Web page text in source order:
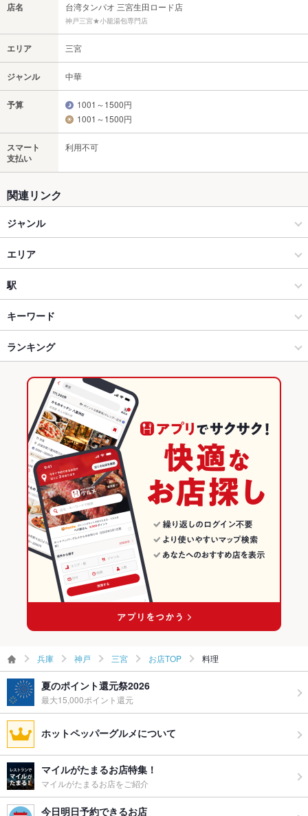
店名 台湾タンパオ 三宮生田ロード店
神戸三宮★小籠湯包専門店
エリア 三宮
ジャンル 中華
予算
1001～1500円
1001～1500円
スマート
支払い
利用不可
関連リンク
ジャンル
中華
台湾・香港料理
神戸 × 中華
神戸 × 台湾・香港料理
三宮駅 × 中華
三宮駅 × 台湾・香港料理
エリア
三宮
三宮 × 中華
三宮 × 台湾・香港料理
兵庫 × 中華
兵庫 × 台湾・香港料理
駅
旧居留地・大丸前駅
神戸三宮駅
三宮駅
キーワード
カニ料理
ランキング
兵庫のグルメランキング
兵庫の中華ランキング
兵庫の台湾・香港料理ランキング
神戸のグルメランキング
神戸の中華ランキング
三宮のグルメランキング
三宮の中華ランキング
兵庫 神戸 三宮 お店TOP 料理
夏のポイント還元祭2026
最大15,000ポイント還元
ホットペッパーグルメについて
マイルがたまるお店特集！
マイルがたまるお店をご紹介
今日明日予約できるお店